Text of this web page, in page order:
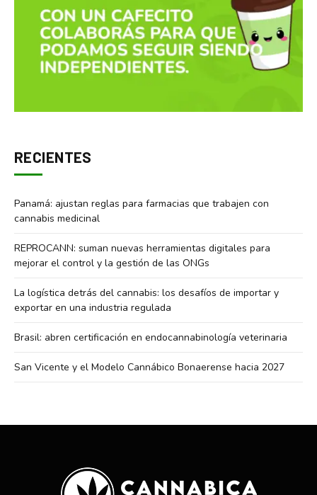
RECIENTES
Panamá: ajustan reglas para farmacias que trabajen con
cannabis medicinal
REPROCANN: suman nuevas herramientas digitales para
mejorar el control y la gestión de las ONGs
La logística detrás del cannabis: los desafíos de importar y
exportar en una industria regulada
Brasil: abren certificación en endocannabinología veterinaria
San Vicente y el Modelo Cannábico Bonaerense hacia 2027